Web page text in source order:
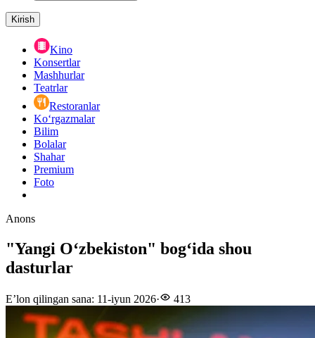
Kirish
Kino
Konsertlar
Mashhurlar
Teatrlar
Restoranlar
Ko‘rgazmalar
Bilim
Bolalar
Shahar
Premium
Foto
Anons
"Yangi Oʻzbekiston" bogʻida shou
dasturlar
E’lon qilingan sana: 11-iyun 2026· 413